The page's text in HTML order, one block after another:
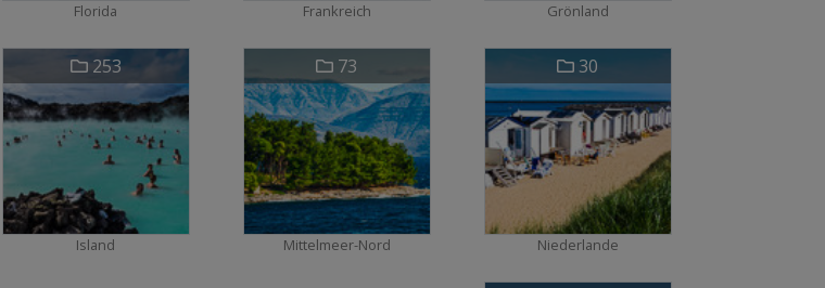
Florida Frankreich Grönland
253
Island
73
Mittelmeer-Nord
30
Niederlande